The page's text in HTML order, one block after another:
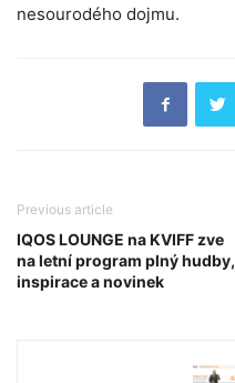
nesourodého dojmu.
Previous article
IQOS LOUNGE na KVIFF zve
na letní program plný hudby,
inspirace a novinek